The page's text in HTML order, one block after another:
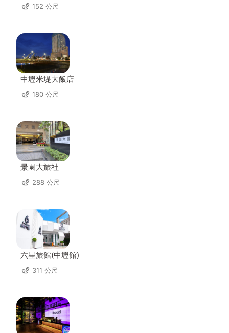
152 公尺
中壢米堤大飯店
180 公尺
景園大旅社
288 公尺
六星旅館(中壢館)
311 公尺